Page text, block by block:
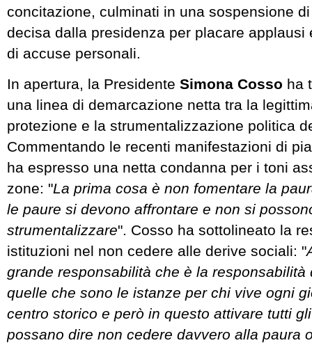
concitazione, culminati in una sospensione
decisa dalla presidenza per placare applausi
di accuse personali.
In apertura, la Presidente Simona Cosso ha
una linea di demarcazione netta tra la
protezione e la strumentalizzazione politica
Commentando le recenti manifestazioni di
ha espresso una netta condanna per i toni
zone: "La prima cosa è non fomentare la
le paure si devono affrontare e non si
strumentalizzare". Cosso ha sottolineato la
istituzioni nel non cedere alle derive sociali: "
grande responsabilità che è la responsabilità
quelle che sono le istanze per chi vive ogni
centro storico e però in questo attivare tutti
possano dire non cedere davvero alla paura